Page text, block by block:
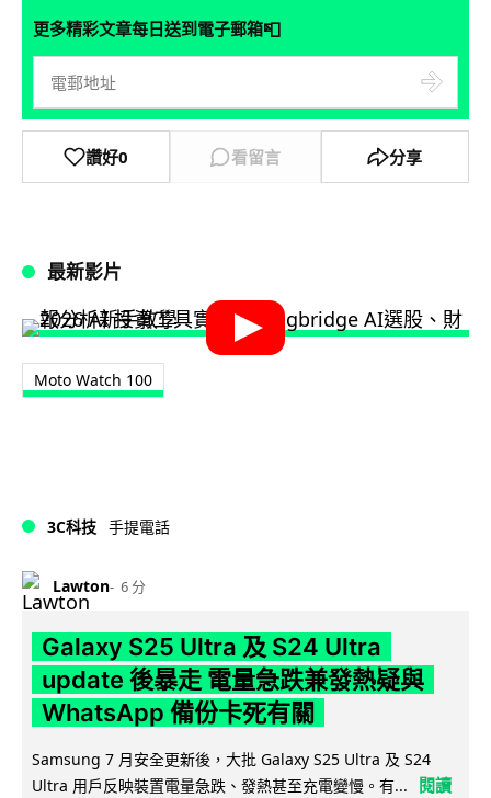
更多精彩文章每日送到電子郵箱📮
讚好0 看留言 分享
最新影片
Moto Watch 100
3C科技 手提電話
Lawton 6 分
Galaxy S25 Ultra 及 S24 Ultra
update 後暴走 電量急跌兼發熱疑與
WhatsApp 備份卡死有關
Samsung 7 月安全更新後，大批 Galaxy S25 Ultra 及 S24
Ultra 用戶反映裝置電量急跌、發熱甚至充電變慢。有...
閱讀